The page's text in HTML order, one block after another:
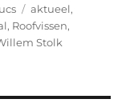
Tags
aktueel,
, Roofvissen,
Stolk